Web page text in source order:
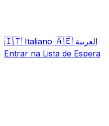
🇮🇹 Italiano 🇦🇪 العربية
Entrar na Lista de Espera